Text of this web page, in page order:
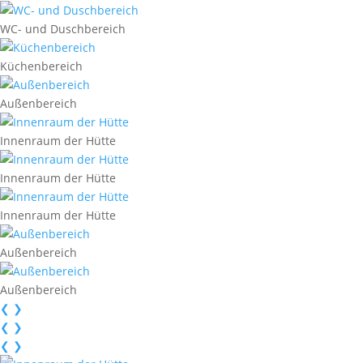
WC- und Duschbereich
Küchenbereich
Außenbereich
Innenraum der Hütte
Innenraum der Hütte
Innenraum der Hütte
Außenbereich
Außenbereich
❮ ❯
❮ ❯
❮ ❯